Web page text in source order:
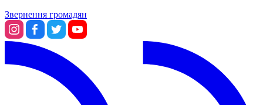
Звернення громадян